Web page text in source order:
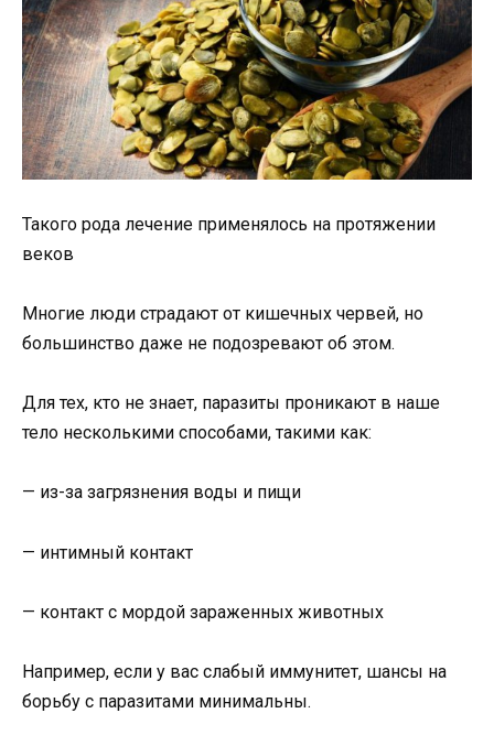
Такого рода лечение применялось на протяжении
веков
Многие люди страдают от кишечных червей, но
большинство даже не подозревают об этом.
Для тех, кто не знает, паразиты проникают в наше
тело несколькими способами, такими как:
— из-за загрязнения воды и пищи
— интимный контакт
— контакт с мордой зараженных животных
Например, если у вас слабый иммунитет, шансы на
борьбу с паразитами минимальны.